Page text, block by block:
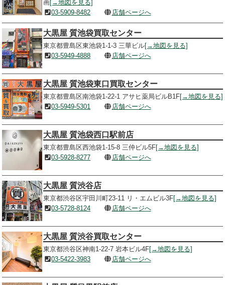
画[→地図を見る]
03-5909-8482
店舗ページへ
大黒屋 質池袋買取センター
東京都豊島区東池袋1-1-3 三華ビル[→地図を見る]
03-5949-4888
店舗ページへ
大黒屋 質池袋東口買取センター
東京都豊島区南池袋1-22-1 アサヒ薬局ビルB1F[→地図を見る]
03-5949-5301
店舗ページへ
大黒屋 質池袋西口駅前店
東京都豊島区西池袋1-15-8 三仲ビル5F[→地図を見る]
03-5928-8277
店舗ページへ
大黒屋 質渋谷店
東京都渋谷区宇田川町23-11 リ・エムビル3F[→地図を見る]
03-5728-8124
店舗ページへ
大黒屋 質渋谷買取センター
東京都渋谷区神南1-22-7 岩本ビル4F[→地図を見る]
03-5422-3983
店舗ページへ